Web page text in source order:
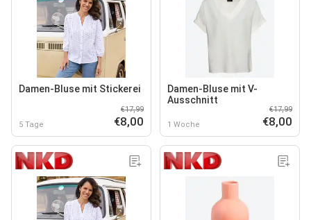
Damen-Bluse mit Stickerei
5 Tage
€17,99
€8,00
Damen-Bluse mit V-
Ausschnitt
1 Woche
€17,99
€8,00